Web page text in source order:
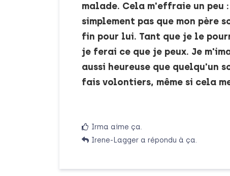
malade. Cela m'effraie un peu
simplement pas que mon père
fin pour lui. Tant que je le
je ferai ce que je peux. Je
aussi heureuse que
fais volontiers, même si cela
Irma aime ça.
Irene-Lagger a répondu à ça.